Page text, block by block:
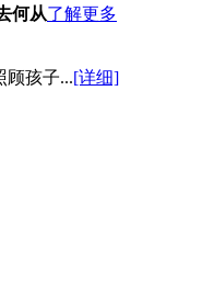
何从了解更多
顾孩子...[详细]